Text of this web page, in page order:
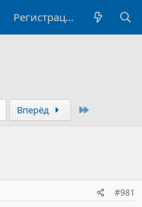
Регистрация
Вперёд
#981